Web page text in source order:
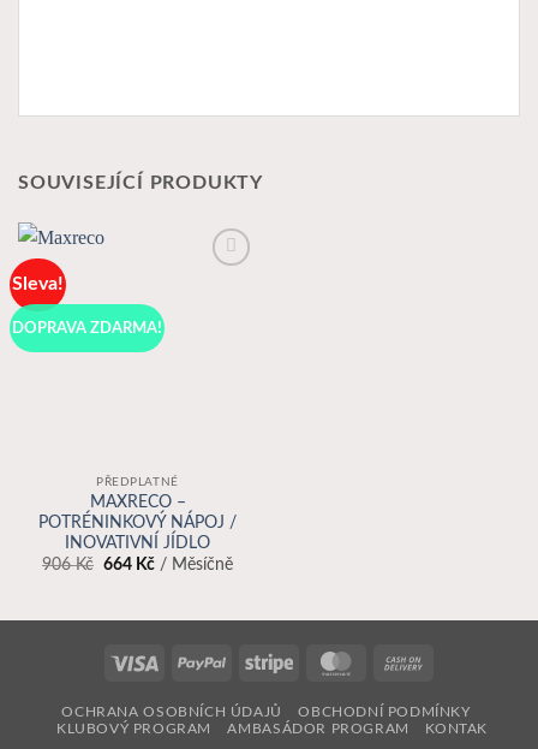
SOUVISEJÍCÍ PRODUKTY
Sleva!
DOPRAVA ZDARMA!
PŘEDPLATNÉ
MAXRECO –
POTRÉNINKOVÝ NÁPOJ /
INOVATIVNÍ JÍDLO
906Kč Původní
664 KčAktuální
/ Měsíčně
Visa PayPal Stripe MasterCard
Delivery
OCHRANA OSOBNÍCH ÚDAJŮ
OBCHODNÍ PODMÍNKY
KLUBOVÝ PROGRAM
AMBASÁDOR PROGRAM KONTAK